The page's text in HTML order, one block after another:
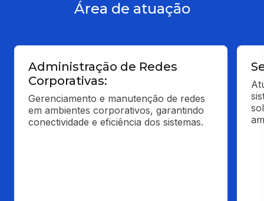
Área de atuação
Administração de Redes
Corporativas:
Gerenciamento e manutenção de redes
em ambientes corporativos, garantindo
conectividade e eficiência dos sistemas.